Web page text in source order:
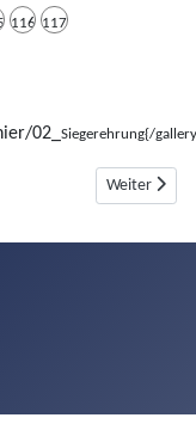
116 117
02_ Siegerehrung{/
Nächster
Weiter